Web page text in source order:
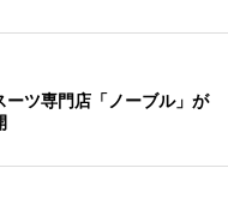
ツ専門店「ノーブル」が